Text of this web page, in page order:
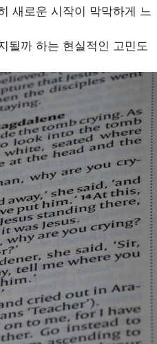
새로운 시작이 막막하게 느
될까 하는 현실적인 고민도